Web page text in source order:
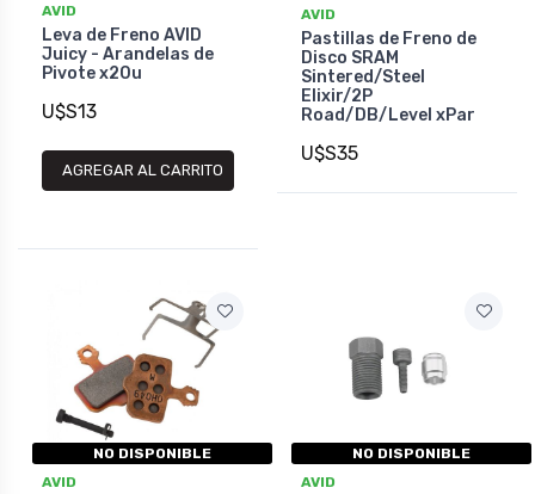
AVID
Leva de Freno AVID
Juicy - Arandelas de
Pivote x20u
U$S13
AGREGAR AL CARRITO
AVID
Pastillas de Freno de
Disco SRAM
Sintered/Steel
Elixir/2P
Road/DB/Level xPar
U$S35
NO DISPONIBLE
AVID
NO DISPONIBLE
AVID